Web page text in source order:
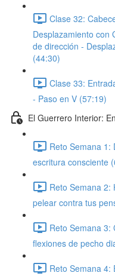
Clase 32:
Desplazamiento con
de dirección -
(44:30)
Clase 33:
- Paso en V (57:19)
El Guerrero Interior:
Reto Semana 1:
escritura consciente
Reto Semana 2:
pelear contra tus
Reto Semana 3:
flexiones de pecho
Reto Semana 4: